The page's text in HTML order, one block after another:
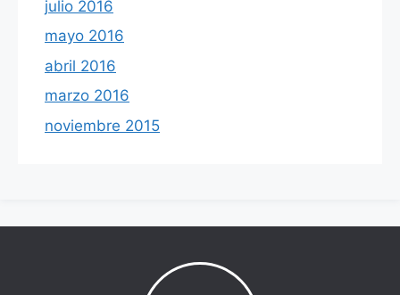
julio 2016
mayo 2016
abril 2016
marzo 2016
noviembre 2015